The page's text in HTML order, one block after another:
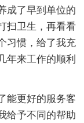
成了早到单位的
扫卫生，再看看
习惯，给了我充
年来工作的顺利
能更好的服务客
给予不同的帮助